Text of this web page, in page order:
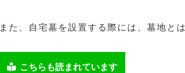
また、自宅墓を設置する際には、墓地と
こちらも読まれています